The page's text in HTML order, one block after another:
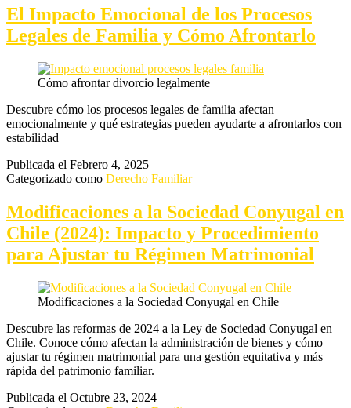
El Impacto Emocional de los Procesos
Legales de Familia y Cómo Afrontarlo
Cómo afrontar divorcio legalmente
Descubre cómo los procesos legales de familia afectan
emocionalmente y qué estrategias pueden ayudarte a afrontarlos con
estabilidad
Publicada el Febrero 4, 2025
Categorizado como Derecho Familiar
Modificaciones a la Sociedad Conyugal en
Chile (2024): Impacto y Procedimiento
para Ajustar tu Régimen Matrimonial
Modificaciones a la Sociedad Conyugal en Chile
Descubre las reformas de 2024 a la Ley de Sociedad Conyugal en
Chile. Conoce cómo afectan la administración de bienes y cómo
ajustar tu régimen matrimonial para una gestión equitativa y más
rápida del patrimonio familiar.
Publicada el Octubre 23, 2024